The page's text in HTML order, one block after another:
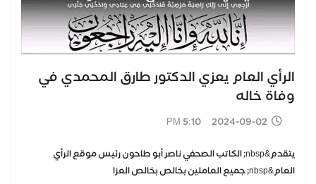
الرأي العام يعزي الدكتور طارق المحمدي في
وفاة خاله
2024-09-02 5:10 PM
يتقدم&nbsp; الكاتب الصحفي ناصر أبو طاحون رئيس موقع الرأي
العام&nbsp; جميع العاملين بخالص بخالص العزا